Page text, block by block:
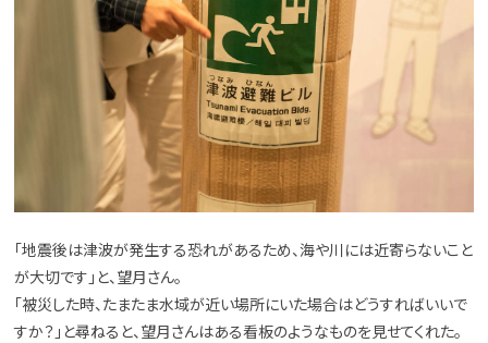
「地震後は津波が発生する恐れがあるため、海や川には近寄らないこと
が大切です」と、望月さん。
「被災した時、たまたま水域が近い場所にいた場合はどうすればいいで
すか？」と尋ねると、望月さんはある看板のようなものを見せてくれた。